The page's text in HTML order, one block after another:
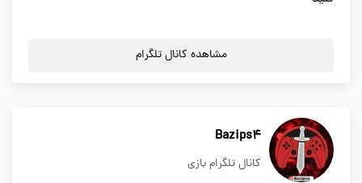
مشاهده کانال تلگرام
Bazips4
کانال تلگرام بازی